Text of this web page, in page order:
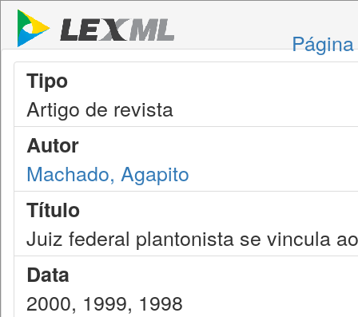
Tipo
Artigo de revista
Autor
Machado, Agapito
Título
Juiz federal plantonista se vincula
Data
2000, 1999, 1998